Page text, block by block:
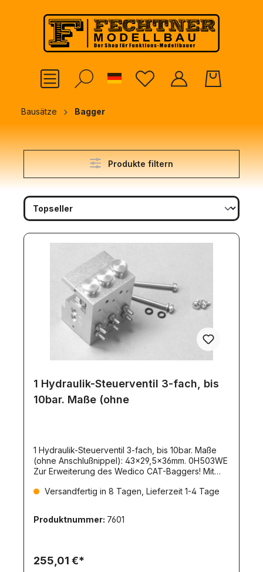
springen
German
Bausätze Bagger
Produkte filtern
1 Hydraulik-Steuerventil 3-fach, bis
10bar. Maße (ohne
1 Hydraulik-Steuerventil 3-fach, bis 10bar. Maße
(ohne Anschlußnippel): 43x29,5x36mm. 0H503WE
Zur Erweiterung des Wedico CAT-Baggers! Mit
Steuerung der Hydraulik-Zylinder möglich. Die
Servo mit unserer Artikelnummer 1708.Diese
einen 2-Schalen-Greifer oder eine schwenkbare
Schaufel bedienen zu können.
Versandfertig in 8 Tagen, Lieferzeit 1-4 Tage
Produktnummer: 7601
255,01 €*